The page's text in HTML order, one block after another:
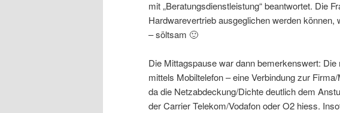
mit „Beratungsdienstleistung“ beantwortet. Die
Hardwarevertrieb ausgeglichen werden
– söltsam 🙂
Die Mittagspause war dann bemerkenswert:
mittels Mobiltelefon – eine Verbindung zur
da die Netzabdeckung/Dichte deutlich dem
der Carrier Telekom/Vodafon oder O2 hiess.